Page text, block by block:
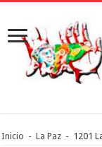
Inicio - La Paz - 1201